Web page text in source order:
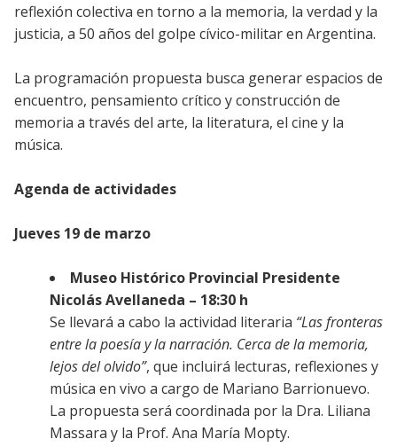
reflexión colectiva en torno a la memoria, la verdad y la
justicia, a 50 años del golpe cívico-militar en Argentina.
La programación propuesta busca generar espacios de
encuentro, pensamiento crítico y construcción de
memoria a través del arte, la literatura, el cine y la
música.
Agenda de actividades
Jueves 19 de marzo
Museo Histórico Provincial Presidente
Nicolás Avellaneda – 18:30 h
Se llevará a cabo la actividad literaria “Las fronteras
entre la poesía y la narración. Cerca de la memoria,
lejos del olvido”, que incluirá lecturas, reflexiones y
música en vivo a cargo de Mariano Barrionuevo.
La propuesta será coordinada por la Dra. Liliana
Massara y la Prof. Ana María Mopty.